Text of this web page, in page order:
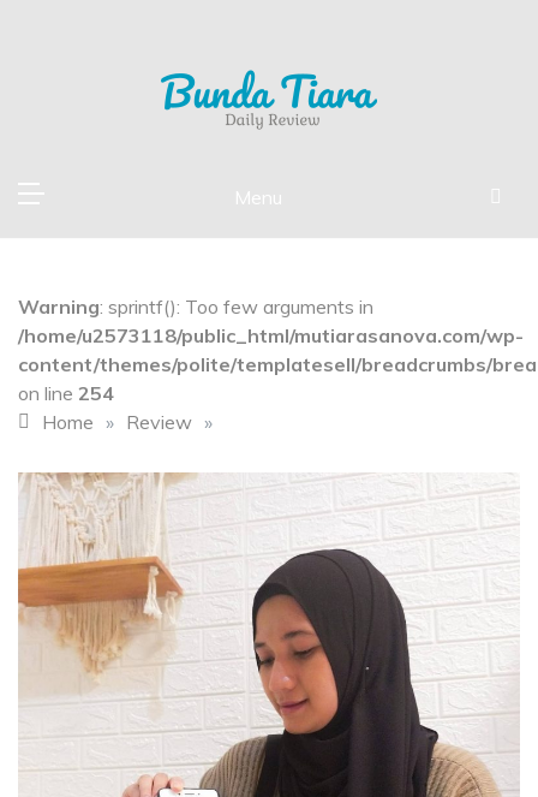
Daily Review Bunda Tiara
Menu
Warning: sprintf(): Too few arguments in
/home/u2573118/public_html/mutiarasanova.com/wp-
content/themes/polite/templatesell/breadcrumbs/
on line 254
Home » Review »